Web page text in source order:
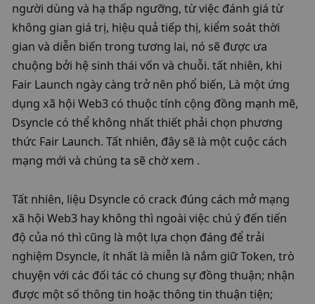
người dùng và hạ thấp ngưỡng, từ việc đánh giá từ
không gian giá trị, hiệu quả tiếp thị, kiểm soát thời
gian và diễn biến trong tương lai, nó sẽ được ưa
chuộng bởi hệ sinh thái vốn và chuỗi. tất nhiên, khi
Fair Launch ngày càng trở nên phổ biến, Là một ứng
dụng xã hội Web3 có thuộc tính cộng đồng mạnh mẽ,
Dsyncle có thể không nhất thiết phải chọn phương
thức Fair Launch. Tất nhiên, đây sẽ là một cuộc cách
mạng mới và chúng ta sẽ chờ xem .
Tất nhiên, liệu Dsyncle có crack đúng cách mở mạng
xã hội Web3 hay không thì ngoài việc chú ý đến tiến
độ của nó thì cũng là một lựa chọn đáng để trải
nghiệm Dsyncle, ít nhất là miễn là nắm giữ Token, trò
chuyện với các đối tác có chung sự đồng thuận; nhận
được một số thông tin hoặc thông tin thuận tiện;